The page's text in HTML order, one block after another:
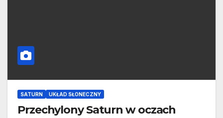
SATURN UKŁAD SŁONECZNY
Przechylony Saturn w oczach